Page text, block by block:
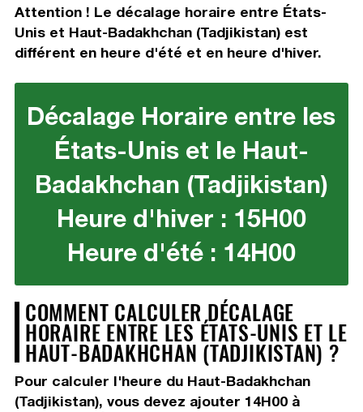
Attention ! Le décalage horaire entre États-
Unis et Haut-Badakhchan (Tadjikistan) est
différent en heure d'été et en heure d'hiver.
Décalage Horaire entre les
États-Unis et le Haut-
Badakhchan (Tadjikistan)
Heure d'hiver : 15H00
Heure d'été : 14H00
COMMENT CALCULER DÉCALAGE
HORAIRE ENTRE LES ÉTATS-UNIS ET LE
HAUT-BADAKHCHAN (TADJIKISTAN) ?
Pour calculer l'heure du Haut-Badakhchan
(Tadjikistan), vous devez ajouter 14H00à